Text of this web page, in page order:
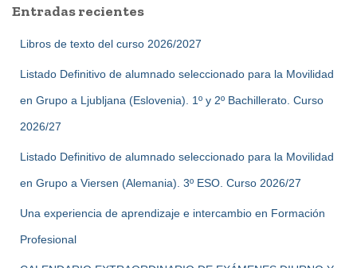
rEntradas recientes
Libros de texto del curso 2026/2027
Listado Definitivo de alumnado seleccionado para la Movilidad
en Grupo a Ljubljana (Eslovenia). 1º y 2º Bachillerato. Curso
2026/27
Listado Definitivo de alumnado seleccionado para la Movilidad
en Grupo a Viersen (Alemania). 3º ESO. Curso 2026/27
Una experiencia de aprendizaje e intercambio en Formación
Profesional